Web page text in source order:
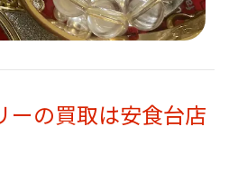
ーの買取は安食台店